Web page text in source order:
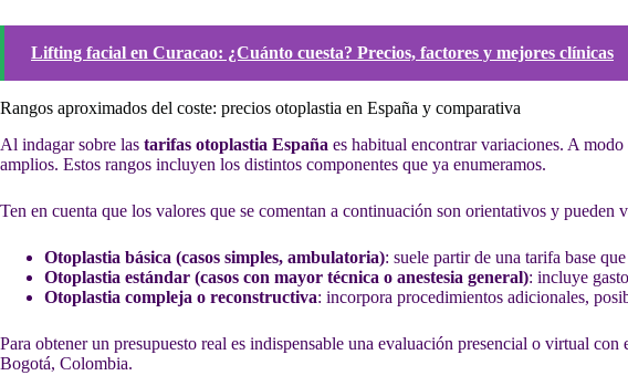
Lifting facial en Curacao: ¿Cuánto cuesta? Precios, factores y mejores clínicas
Rangos aproximados del coste: precios otoplastia en España y comparativa
Al indagar sobre las tarifas otoplastia España es habitual encontrar variaciones. A
amplios. Estos rangos incluyen los distintos componentes que ya enumeramos.
Ten en cuenta que los valores que se comentan a continuación son orientativos y pueden
Otoplastia básica (casos simples, ambulatoria): suele partir de una tarifa base
Otoplastia estándar (casos con mayor técnica o anestesia general): incluye
Otoplastia compleja o reconstructiva: incorpora procedimientos adicionales,
Para obtener un presupuesto real es indispensable una evaluación presencial o virtual
Bogotá, Colombia.